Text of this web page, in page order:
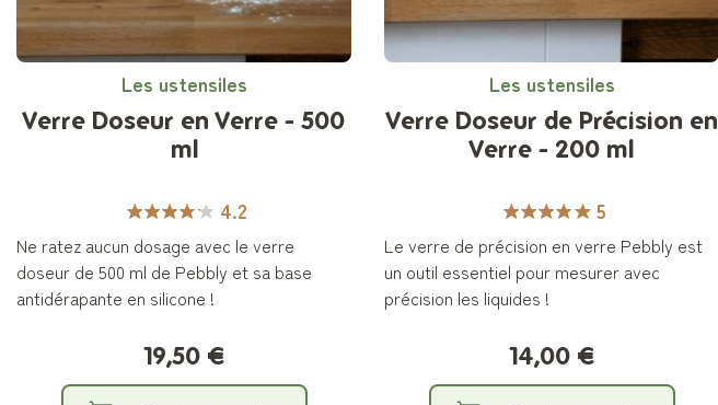
Les ustensiles
Verre Doseur en Verre - 500
ml
4.2
Ne ratez aucun dosage avec le verre
doseur de 500 ml de Pebbly et sa base
antidérapante en silicone !
19,50 €
Les ustensiles
Verre Doseur de Précision en
Verre - 200 ml
5
Le verre de précision en verre Pebbly est
un outil essentiel pour mesurer avec
précision les liquides !
14,00 €